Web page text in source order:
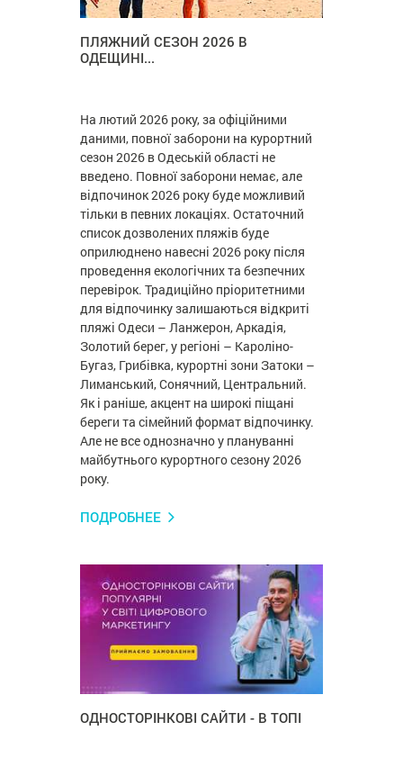
ПЛЯЖНИЙ СЕЗОН 2026 В
ОДЕЩИНІ...
На лютий 2026 року, за офіційними
даними, повної заборони на курортний
сезон 2026 в Одеській області не
введено. Повної заборони немає, але
відпочинок 2026 року буде можливий
тільки в певних локаціях. Остаточний
список дозволених пляжів буде
оприлюднено навесні 2026 року після
проведення екологічних та безпечних
перевірок. Традиційно пріоритетними
для відпочинку залишаються відкриті
пляжі Одеси – Ланжерон, Аркадія,
Золотий берег, у регіоні – Кароліно-
Бугаз, Грибівка, курортні зони Затоки –
Лиманський, Сонячний, Центральний.
Як і раніше, акцент на широкі піщані
береги та сімейний формат відпочинку.
Але не все однозначно у плануванні
майбутнього курортного сезону 2026
року.
ПОДРОБНЕЕ
ОДНОСТОРІНКОВІ САЙТИ - В ТОПІ